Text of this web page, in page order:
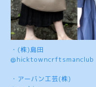
・(株)島田
@hicktowncrftsmanclub
・アーバン工芸(株)